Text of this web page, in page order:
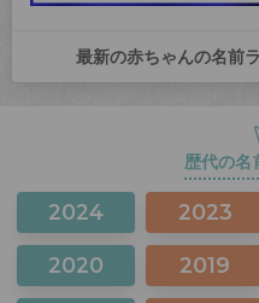
最新の赤ちゃんの名前
歴代の名
2024 2023
2020 2019